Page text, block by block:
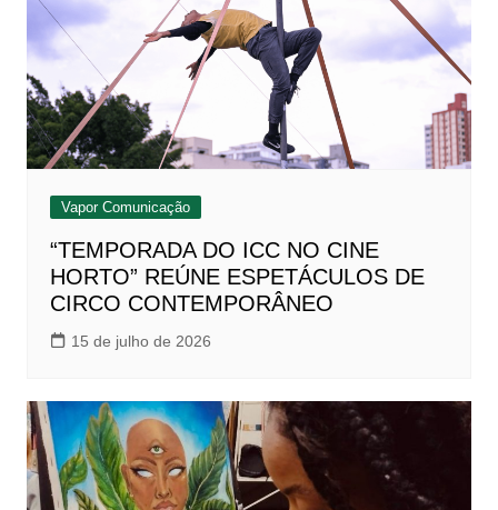
Vapor Comunicação
“TEMPORADA DO ICC NO CINE
HORTO” REÚNE ESPETÁCULOS DE
CIRCO CONTEMPORÂNEO
15 de julho de 2026